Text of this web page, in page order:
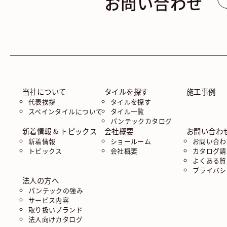
当社について
代表挨拶
スペインタイルについて
タイルを探す
タイルを探す
タイル一覧
パンテックカタログ
施工事例
新着情報 & トピックス
新着情報
トピックス
会社概要
ショールーム
会社概要
お問い合わ
お問い合
カタログ
よくある
プライバ
法人の方へ
パンテックの強み
サービス内容
取り扱いブランド
法人向けカタログ